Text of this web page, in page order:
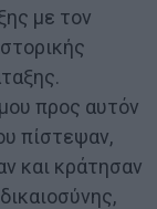
με τον
προς αυτόν
πίστεψαν,
και κράτησαν